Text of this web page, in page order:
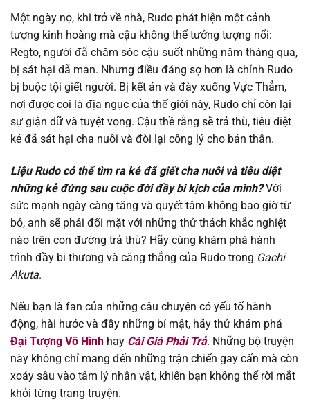
Chapter 149 09/12/2025
Chapter 148 10/09/2025
Chapter 147 02/09/2025
Chapter 146 14/08/2025
Chapter 145 14/08/2025
Chapter 144 14/08/2025
Chapter 143 14/08/2025
Chapter 142
Chapter 141 12/08/2025
Chapter 140.2 12/08/2025
Chapter 140 12/08/2025
Một ngày nọ, khi trở về nhà, Rudo phát hiện một cảnh
tượng kinh hoàng mà cậu không thể tưởng tượng nổi:
Regto, người đã chăm sóc cậu suốt những năm tháng qua,
bị sát hại dã man. Nhưng điều đáng sợ hơn là chính Rudo
bị buộc tội giết người. Bị kết án và đày xuống Vực Thẳm,
nơi được coi là địa ngục của thế giới này, Rudo chỉ còn lại
sự giận dữ và tuyệt vọng. Cậu thề rằng sẽ trả thù, tiêu diệt
kẻ đã sát hại cha nuôi và đòi lại công lý cho bản thân.
Liệu Rudo có thể tìm ra kẻ đã giết cha nuôi và tiêu diệt
những kẻ đứng sau cuộc đời đầy bi kịch của mình?Với
sức mạnh ngày càng tăng và quyết tâm không bao giờ từ
bỏ, anh sẽ phải đối mặt với những thử thách khắc nghiệt
nào trên con đường trả thù? Hãy cùng khám phá hành
trình đầy bi thương và căng thẳng của Rudo trong Gachi
Akuta.
Nếu bạn là fan của những câu chuyện có yếu tố hành
động, hài hước và đầy những bí mật, hãy thử khám phá
Đại Tượng Vô Hình hay Cái Giá Phải Trả. Những bộ truyện
này không chỉ mang đến những trận chiến gay cấn mà còn
xoáy sâu vào tâm lý nhân vật, khiến bạn không thể rời mắt
khỏi từng trang truyện.